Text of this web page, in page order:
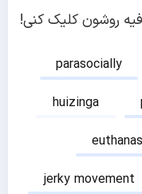
روشون کلیک کنی!
parasocially
huizinga
jerky movement